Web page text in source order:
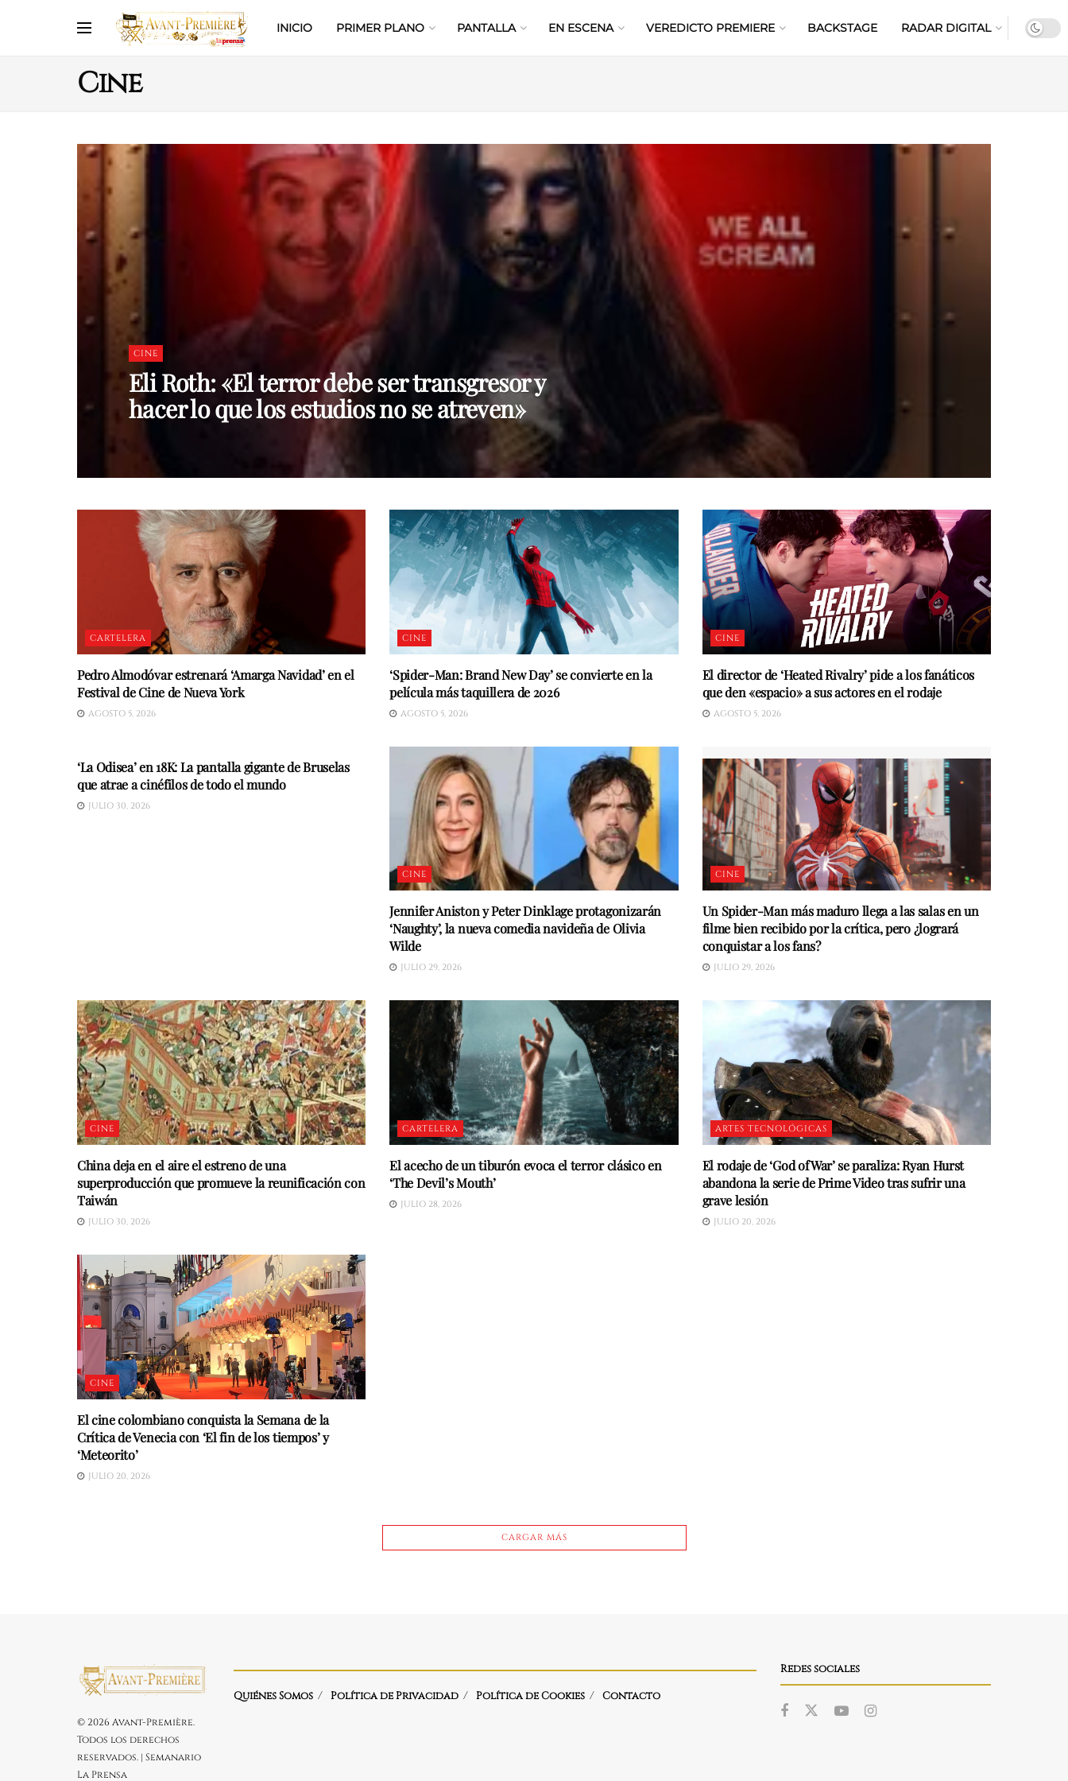
INICIO PRIMER PLANO PANTALLA EN ESCENA VEREDICTO PREMIERE BACKSTAGE RADAR DIGITAL
Cine
CINE
Eli Roth: «El terror debe ser transgresor y
hacer lo que los estudios no se atreven»
CARTELERA
Pedro Almodóvar estrenará ‘Amarga Navidad’ en el
Festival de Cine de Nueva York
AGOSTO 5, 2026
CINE
‘Spider-Man: Brand New Day’ se convierte en la
película más taquillera de 2026
AGOSTO 5, 2026
CINE
El director de ‘Heated Rivalry’ pide a los fanáticos
que den «espacio» a sus actores en el rodaje
AGOSTO 5, 2026
‘La Odisea’ en 18K: La pantalla gigante de Bruselas
que atrae a cinéfilos de todo el mundo
JULIO 30, 2026
CINE
Jennifer Aniston y Peter Dinklage protagonizarán
‘Naughty’, la nueva comedia navideña de Olivia
Wilde
JULIO 29, 2026
CINE
Un Spider-Man más maduro llega a las salas en un
filme bien recibido por la crítica, pero ¿logrará
conquistar a los fans?
JULIO 29, 2026
CINE
China deja en el aire el estreno de una
superproducción que promueve la reunificación con
Taiwán
JULIO 30, 2026
CARTELERA
El acecho de un tiburón evoca el terror clásico en
‘The Devil’s Mouth’
JULIO 28, 2026
ARTES TECNOLÓGICAS
El rodaje de ‘God of War’ se paraliza: Ryan Hurst
abandona la serie de Prime Video tras sufrir una
grave lesión
JULIO 20, 2026
CINE
El cine colombiano conquista la Semana de la
Crítica de Venecia con ‘El fin de los tiempos’ y
‘Meteorito’
JULIO 20, 2026
CARGAR MÁS
© 2026 Avant-Première.
Todos los derechos
reservados. | Semanario
La Prensa
Quiénes Somos Política de Privacidad Política de Cookies Contacto
Redes sociales